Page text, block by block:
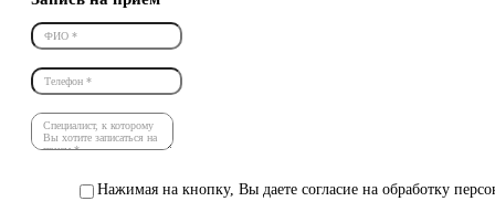
Нажимая на кнопку, Вы даете согласие на обработку